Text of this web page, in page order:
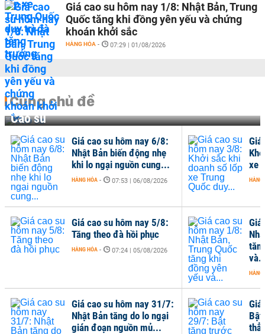
Giá cao su hôm nay 1/8: Nhật Bản, Trung
Quốc tăng khi đồng yên yếu và chứng
khoán khởi sắc
HÀNG HÓA - 07:29 | 01/08/2026
Cùng chủ đề
Cao su
Giá cao su hôm nay 6/8:
Nhật Bản biến động nhẹ
khi lo ngại nguồn cung...
HÀNG HÓA - 07:53 | 06/08/2026
Giá cao su hôm nay 5/8:
Tăng theo đà hồi phục
HÀNG HÓA - 07:24 | 05/08/2026
xe
HÀNG
HÀNG
Giá cao su hôm nay 31/7:
Nhật Bản tăng do lo ngại
gián đoạn nguồn mủ...